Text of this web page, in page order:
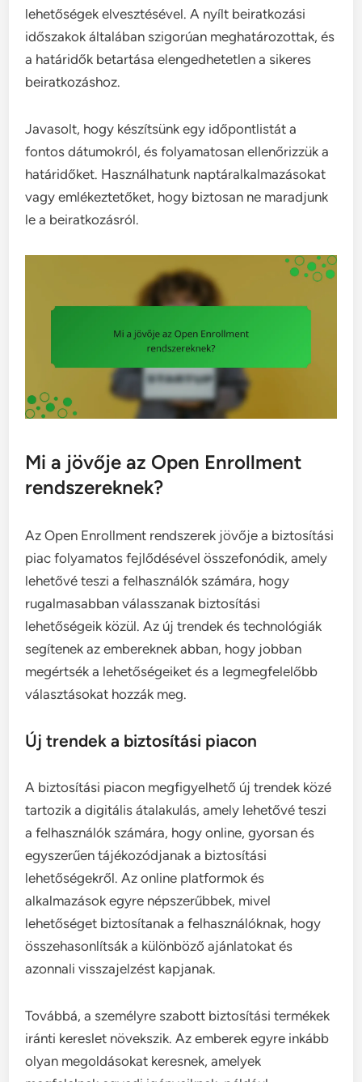
lehetőségek elvesztésével. A nyílt beiratkozási
időszakok általában szigorúan meghatározottak, és
a határidők betartása elengedhetetlen a sikeres
beiratkozáshoz.
Javasolt, hogy készítsünk egy időpontlistát a
fontos dátumokról, és folyamatosan ellenőrizzük a
határidőket. Használhatunk naptáralkalmazásokat
vagy emlékeztetőket, hogy biztosan ne maradjunk
le a beiratkozásról.
Mi a jövője az Open Enrollment
rendszereknek?
Az Open Enrollment rendszerek jövője a biztosítási
piac folyamatos fejlődésével összefonódik, amely
lehetővé teszi a felhasználók számára, hogy
rugalmasabban válasszanak biztosítási
lehetőségeik közül. Az új trendek és technológiák
segítenek az embereknek abban, hogy jobban
megértsék a lehetőségeiket és a legmegfelelőbb
választásokat hozzák meg.
Új trendek a biztosítási piacon
A biztosítási piacon megfigyelhető új trendek közé
tartozik a digitális átalakulás, amely lehetővé teszi
a felhasználók számára, hogy online, gyorsan és
egyszerűen tájékozódjanak a biztosítási
lehetőségekről. Az online platformok és
alkalmazások egyre népszerűbbek, mivel
lehetőséget biztosítanak a felhasználóknak, hogy
összehasonlítsák a különböző ajánlatokat és
azonnali visszajelzést kapjanak.
Továbbá, a személyre szabott biztosítási termékek
iránti kereslet növekszik. Az emberek egyre inkább
olyan megoldásokat keresnek, amelyek